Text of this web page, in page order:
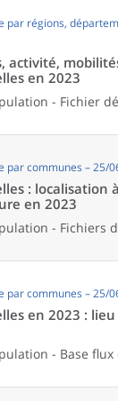
par régions,
activité,
en 2023
- Fichier
par communes – 25/
: localisation
en 2023
- Fichiers
par communes – 25/
en 2023 :
- Base